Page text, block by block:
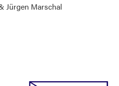
Jürgen Marschal